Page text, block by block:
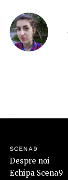
SCENA9
Despre noi
Echipa Scena9